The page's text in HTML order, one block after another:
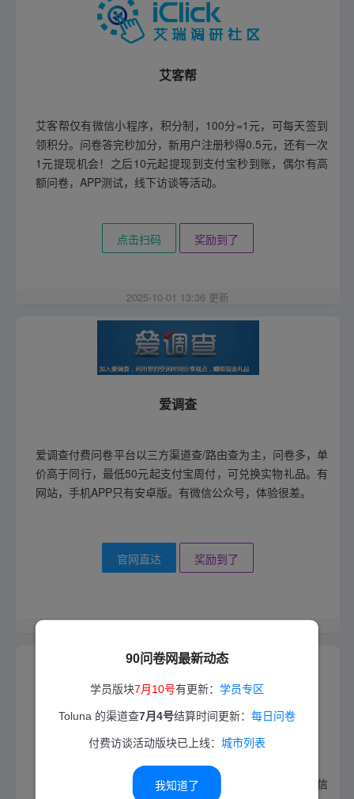
90问卷网最新动态
学员版块7月10号有更新： 学员专区
Toluna 的渠道查7月4号结算时间更新： 每日问卷
付费访谈活动版块已上线： 城市列表
我知道了
艾客帮
艾客帮仅有微信小程序，积分制，100分=1元，可每天签到
领积分。问卷答完秒加分，新用户注册秒得0.5元，还有一次
1元提现机会！之后10元起提现到支付宝秒到账，偶尔有高
额问卷，APP测试，线下访谈等活动。
点击扫码 奖励到了
2025-10-01 13:36 更新
爱调查
爱调查付费问卷平台以三方渠道查/路由查为主，问卷多，单
价高于同行，最低50元起支付宝周付，可兑换实物礼品。有
网站，手机APP只有安卓版。有微信公众号，体验很差。
官网直达 奖励到了
收奖网
收奖网是国内首家支持提现秒到账的平台。有网站，有微信